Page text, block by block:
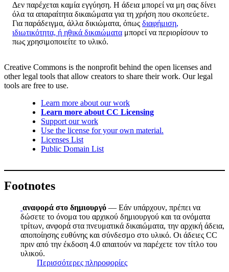
Δεν παρέχεται καμία εγγύηση. Η άδεια μπορεί να μη σας δίνει
όλα τα απαραίτητα δικαιώματα για τη χρήση που σκοπεύετε.
Για παράδειγμα, άλλα δικιώματα, όπως διαφήμιση,
ιδιωτικότητα, ή ηθικά δικαιώματα μπορεί να περιορίσουν το
πως χρησιμοποιείτε το υλικό.
Creative Commons is the nonprofit behind the open licenses and
other legal tools that allow creators to share their work. Our legal
tools are free to use.
Learn more about our work
Learn more about CC Licensing
Support our work
Use the license for your own material.
Licenses List
Public Domain List
Footnotes
αναφορά στο δημιουργό — Εάν υπάρχουν, πρέπει να
δώσετε το όνομα του αρχικού δημιουργού και τα ονόματα
τρίτων, ανφορά στα πνευματικά δικαιώματα, την αρχική άδεια,
αποποίησης ευθύνης και σύνδεσμο στο υλικό. Οι άδειες CC
πριν από την έκδοση 4.0 απαιτούν να παρέχετε τον τίτλο του
υλικού.
Περισσότερες πληροφορίες